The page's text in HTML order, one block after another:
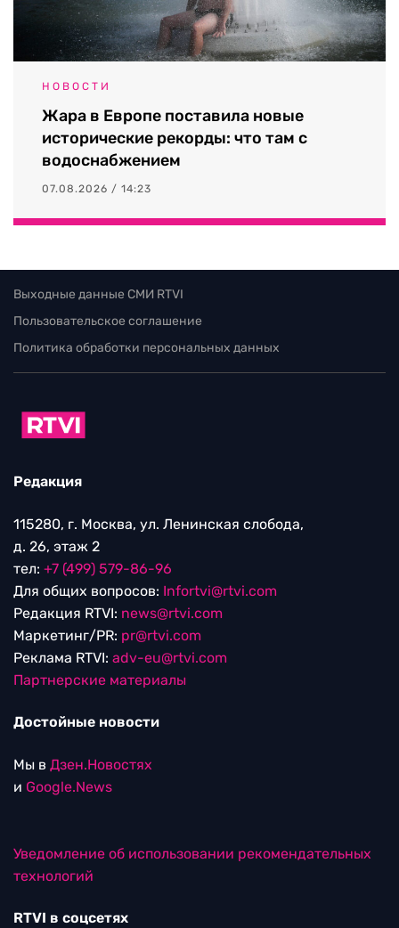
НОВОСТИ
Жара в Европе поставила новые
исторические рекорды: что там с
водоснабжением
07.08.2026 / 14:23
Выходные данные СМИ RTVI
Пользовательское соглашение
Политика обработки персональных данных
Редакция
115280, г. Москва, ул. Ленинская слобода,
д. 26, этаж 2
тел: +7 (499) 579-86-96
Для общих вопросов: Infortvi@rtvi.com
Редакция RTVI: news@rtvi.com
Маркетинг/PR: pr@rtvi.com
Реклама RTVI: adv-eu@rtvi.com
Партнерские материалы
Достойные новости
Мы в Дзен.Новостях
и Google.News
Уведомление об использовании рекомендательных
технологий
RTVI в соцсетях